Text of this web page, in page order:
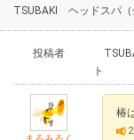
TSUBAKI ヘッドスパ（
投稿者
ト
椿